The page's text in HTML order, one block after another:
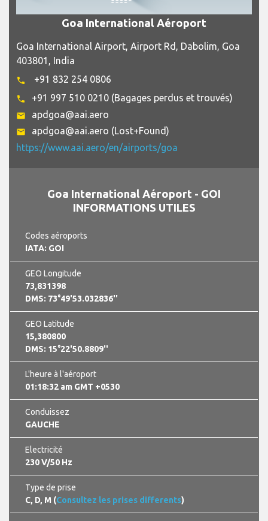
Goa International Aéroport
Goa International Airport, Airport Rd, Dabolim, Goa
403801, India
phone +91 832 254 0806
phone +91 997 510 0210 (Bagages perdus et trouvés)
email apdgoa@aai.aero
email
apdgoa@aai.aero (Lost+Found)
https://www.aai.aero/en/airports/goa
Goa International Aéroport - GOI
INFORMATIONS UTILES
Codes aéroports
IATA: GOI
GEO Longitude
73,831398
DMS: 73°49'53.032836''
GEO Latitude
15,380800
DMS: 15°22'50.8809''
L'heure à l'aéroport
01:18:33 am GMT +0530
Conduissez
GAUCHE
Electricité
230 V/50 Hz
Type de prise
C, D, M (Consultez les prises differents)